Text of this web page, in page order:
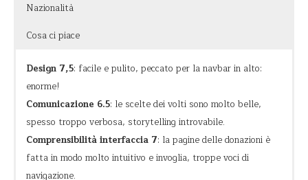
Nazionalità
Cosa ci piace
Design 7,5: facile e pulito, peccato per la navbar in alto:
enorme!
Comunicazione 6.5: le scelte dei volti sono molto belle,
spesso troppo verbosa, storytelling introvabile.
Comprensibilità interfaccia 7: la pagine delle donazioni è
fatta in modo molto intuitivo e invoglia, troppe voci di
navigazione.